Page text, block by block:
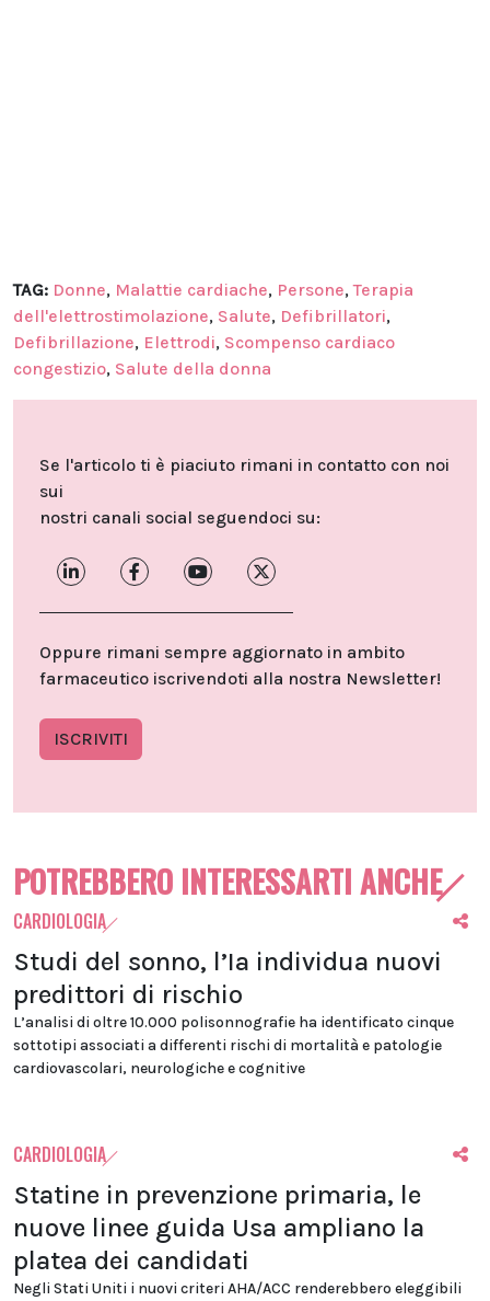
TAG: Donne, Malattie cardiache, Persone,Terapia
dell'elettrostimolazione, Salute, Defibrillatori,
Defibrillazione, Elettrodi, Scompenso cardiaco
congestizio, Salute della donna
Se l'articolo ti è piaciuto rimani in contatto con noi
sui
nostri canali social seguendoci su:
Oppure rimani sempre aggiornato in ambito
farmaceutico iscrivendoti alla nostra Newsletter!
ISCRIVITI
POTREBBERO INTERESSARTI ANCHE
CARDIOLOGIA
Studi del sonno, l’Ia individua nuovi
predittori di rischio
L’analisi di oltre 10.000 polisonnografie ha identificato cinque
sottotipi associati a differenti rischi di mortalità e patologie
cardiovascolari, neurologiche e cognitive
CARDIOLOGIA
Statine in prevenzione primaria, le
nuove linee guida Usa ampliano la
platea dei candidati
Negli Stati Uniti i nuovi criteri AHA/ACC renderebbero eleggibili